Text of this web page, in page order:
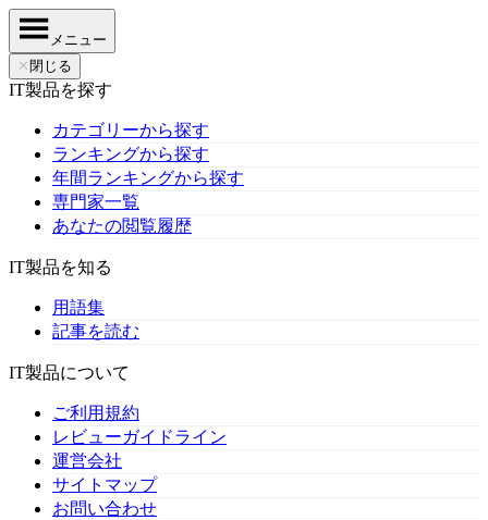
メニュー
✕ 閉じる
IT製品を探す
カテゴリーから探す
ランキングから探す
年間ランキングから探す
専門家一覧
あなたの閲覧履歴
IT製品を知る
用語集
記事を読む
IT製品について
ご利用規約
レビューガイドライン
運営会社
サイトマップ
お問い合わせ